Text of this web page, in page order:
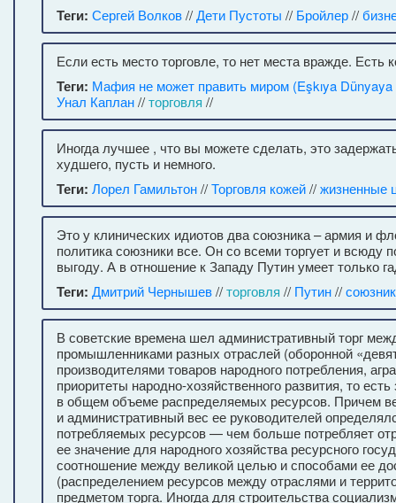
Теги: Сергей Волков//Дети Пустоты // Бройлер//
Если есть место торговле, то нет места вражде. Есть
Теги: Мафия не может править миром (Eşkıya
Унал Каплан//торговля //
Иногда лучшее , что вы можете сделать, это
худшего, пусть и немного.
Теги: Лорел Гамильтон//Торговля кожей//жизненные
Это у клинических идиотов два союзника – армия и
политика союзники все. Он со всеми торгует и всюду
выгоду. А в отношение к Западу Путин умеет только
Теги: Дмитрий Чернышев//торговля // Путин//
В советские времена шел административный торг
промышленниками разных отраслей (оборонной
производителями товаров народного потребления,
приоритеты народно-хозяйственного развития, то
в общем объеме распределяемых ресурсов. Причем
и административный вес ее руководителей
потребляемых ресурсов — чем больше потребляет
ее значение для народного хозяйства ресурсного
соотношение между великой целью и способами ее
(распределением ресурсов между отраслями и
предметом торга. Иногда для строительства